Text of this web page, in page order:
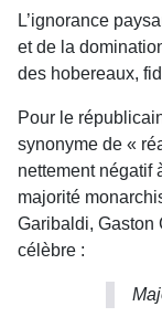
L’ignorance
et de la
des hobereaux,
Pour le
synonyme de «
nettement négatif
majorité
Garibaldi, Gaston
célèbre :